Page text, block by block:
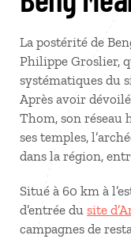
La postérité de
Philippe Groslier,
systématiques du
Après avoir
Thom, son réseau
ses temples,
dans la région,
Situé à 60 km à
d’entrée du site
campagnes de